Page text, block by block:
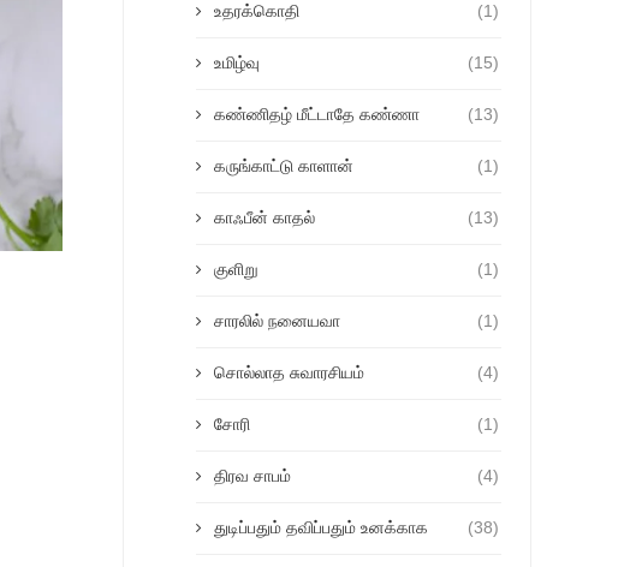
உதரக்கொதி (1)
உமிழ்வு (15)
கண்ணிதழ் மீட்டாதே கண்ணா (13)
கருங்காட்டு காளான் (1)
காஃபீன் காதல் (13)
குளிறு (1)
சாரலில் நனையவா (1)
சொல்லாத சுவாரசியம் (4)
சோரி (1)
திரவ சாபம் (4)
துடிப்பதும் தவிப்பதும் உனக்காக (38)